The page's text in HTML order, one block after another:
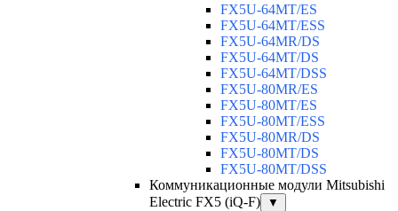
FX5U-64MT/ES
FX5U-64MT/ESS
FX5U-64MR/DS
FX5U-64MT/DS
FX5U-64MT/DSS
FX5U-80MR/ES
FX5U-80MT/ES
FX5U-80MT/ESS
FX5U-80MR/DS
FX5U-80MT/DS
FX5U-80MT/DSS
Коммуникационные модули Mitsubishi
Electric FX5 (iQ-F)
▼